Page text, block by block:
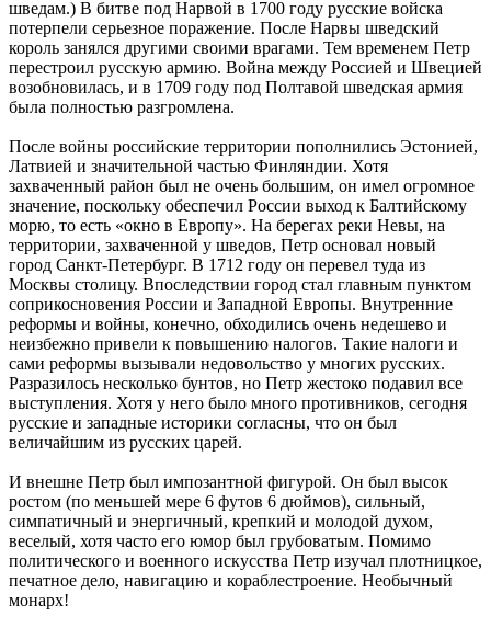
шведам.) В битве под Нарвой в 1700 году русские войска
потерпели серьезное поражение. После Нарвы шведский
король занялся другими своими врагами. Тем временем Петр
перестроил русскую армию. Война между Россией и Швецией
возобновилась, и в 1709 году под Полтавой шведская армия
была полностью разгромлена.
После войны российские территории пополнились Эстонией,
Латвией и значительной частью Финляндии. Хотя
захваченный район был не очень большим, он имел огромное
значение, поскольку обеспечил России выход к Балтийскому
морю, то есть «окно в Европу». На берегах реки Невы, на
территории, захваченной у шведов, Петр основал новый
город Санкт-Петербург. В 1712 году он перевел туда из
Москвы столицу. Впоследствии город стал главным пунктом
соприкосновения России и Западной Европы. Внутренние
реформы и войны, конечно, обходились очень недешево и
неизбежно привели к повышению налогов. Такие налоги и
сами реформы вызывали недовольство у многих русских.
Разразилось несколько бунтов, но Петр жестоко подавил все
выступления. Хотя у него было много противников, сегодня
русские и западные историки согласны, что он был
величайшим из русских царей.
И внешне Петр был импозантной фигурой. Он был высок
ростом (по меньшей мере 6 футов 6 дюймов), сильный,
симпатичный и энергичный, крепкий и молодой духом,
веселый, хотя часто его юмор был грубоватым. Помимо
политического и военного искусства Петр изучал плотницкое,
печатное дело, навигацию и кораблестроение. Необычный
монарх!